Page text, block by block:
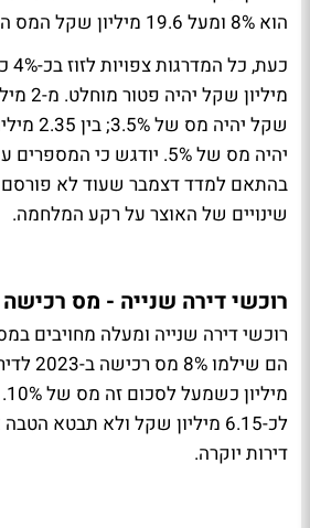
הוא 8% ומעל 19.6 מיליון שקל המס הוא 10%.
יהיה מס של 5%. יודגש כי
בהתאם למדד דצמבר שעוד לא פורסם
שינויים של האוצר על רקע המלחמה.
רוכשי דירה שנייה - מס רכישה
רוכשי דירה שנייה ומעלה מחויבים
לכ-6.15 מיליון שקל ולא תבטא
דירות יוקרה.